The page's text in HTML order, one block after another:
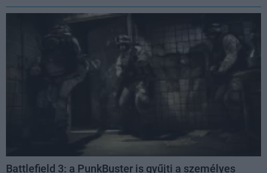
Battlefield 3: a PunkBuster is gyűjti a személyes